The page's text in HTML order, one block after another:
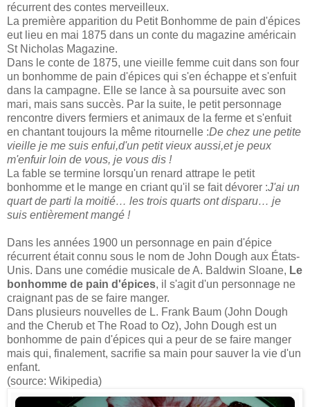
récurrent des contes merveilleux.
La première apparition du Petit Bonhomme de pain d'épices
eut lieu en mai 1875 dans un conte du magazine américain
St Nicholas Magazine.
Dans le conte de 1875, une vieille femme cuit dans son four
un bonhomme de pain d'épices qui s'en échappe et s'enfuit
dans la campagne. Elle se lance à sa poursuite avec son
mari, mais sans succès. Par la suite, le petit personnage
rencontre divers fermiers et animaux de la ferme et s'enfuit
en chantant toujours la même ritournelle :De chez une petite
vieille je me suis enfui,d'un petit vieux aussi,et je peux
m'enfuir loin de vous, je vous dis !
La fable se termine lorsqu'un renard attrape le petit
bonhomme et le mange en criant qu'il se fait dévorer :J'ai un
quart de parti la moitié… les trois quarts ont disparu… je
suis entièrement mangé !
Dans les années 1900 un personnage en pain d'épice
récurrent était connu sous le nom de John Dough aux États-
Unis. Dans une comédie musicale de A. Baldwin Sloane, Le
bonhomme de pain d'épices, il s'agit d'un personnage ne
craignant pas de se faire manger.
Dans plusieurs nouvelles de L. Frank Baum (John Dough
and the Cherub et The Road to Oz), John Dough est un
bonhomme de pain d'épices qui a peur de se faire manger
mais qui, finalement, sacrifie sa main pour sauver la vie d'un
enfant.
(source: Wikipedia)